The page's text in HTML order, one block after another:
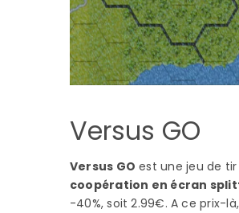
Versus GO
Versus GO est une jeu de
coopération en écran
-40%, soit 2.99€. A ce prix-